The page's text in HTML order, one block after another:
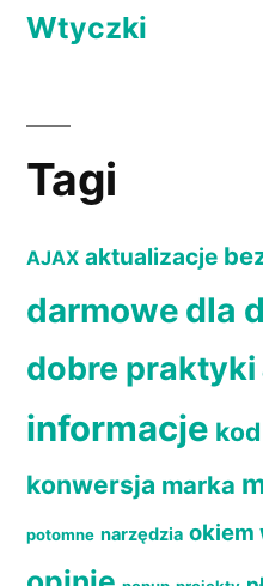
Wtyczki
Tagi
AJAX aktualizacje
darmowe dla
dobre praktyki
informacje kod
konwersja marka
potomne narzędzia okiem